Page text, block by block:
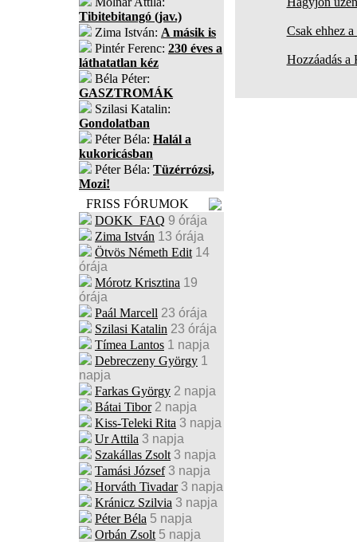
Tibitebitangó (jav.)
Zima István: A másik is
Pintér Ferenc: 230 éves a
láthatatlan kéz
Béla Péter:
GASZTROMÁK
Szilasi Katalin:
Gondolatban
Péter Béla: Halál a
kukoricásban
Péter Béla: Tüzérrózsi,
Mozi!
FRISS FÓRUMOK
DOKK_FAQ 9 órája
Zima István 13 órája
Ötvös Németh Edit 14
órája
Mórotz Krisztina 19
órája
Paál Marcell 23 órája
Szilasi Katalin 23 órája
Tímea Lantos 1 napja
Debreczeny György 1
napja
Farkas György 2 napja
Bátai Tibor 2 napja
Kiss-Teleki Rita 3 napja
Ur Attila 3 napja
Szakállas Zsolt 3 napja
Tamási József 3 napja
Horváth Tivadar 3 napja
Kránicz Szilvia 3 napja
Péter Béla 5 napja
Orbán Zsolt 5 napja
Csak ehhez
Hozzáadás